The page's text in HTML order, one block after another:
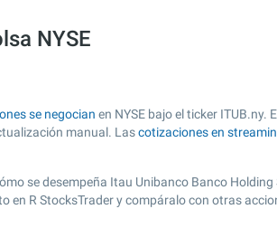
NYSE
se negocian en NYSE bajo el ticker
manual. Lascotizaciones en
se desempeña Itau Unibanco Banco
en R StocksTrader y compáralo con otras